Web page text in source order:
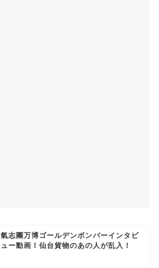
氣志團万博ゴールデンボンバーインタビ
ュー動画！仙台貨物のあの人が乱入！